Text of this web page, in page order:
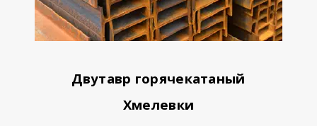
Двутавр горячекатаный
Хмелевки